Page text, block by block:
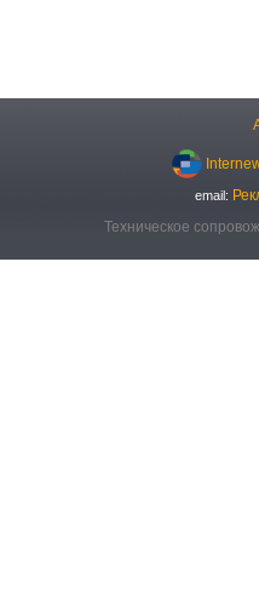
email:
Техническое